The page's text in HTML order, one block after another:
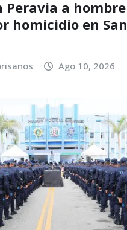
Peravia a hombre
homicidio en San
Ago 10, 2026